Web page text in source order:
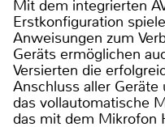
Mit dem integrierten
Erstkonfiguration
Anweisungen zum
Geräts ermöglichen
Versierten die
Anschluss aller
das vollautomatische
das mit dem Mikrofon